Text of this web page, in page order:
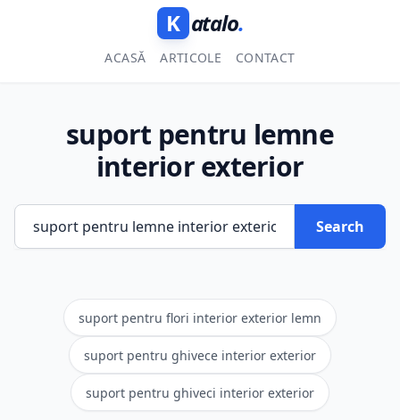
K atalo.
ACASĂ ARTICOLE CONTACT
suport pentru lemne
interior exterior
Search
suport pentru flori interior exterior lemn
suport pentru ghivece interior exterior
suport pentru ghiveci interior exterior